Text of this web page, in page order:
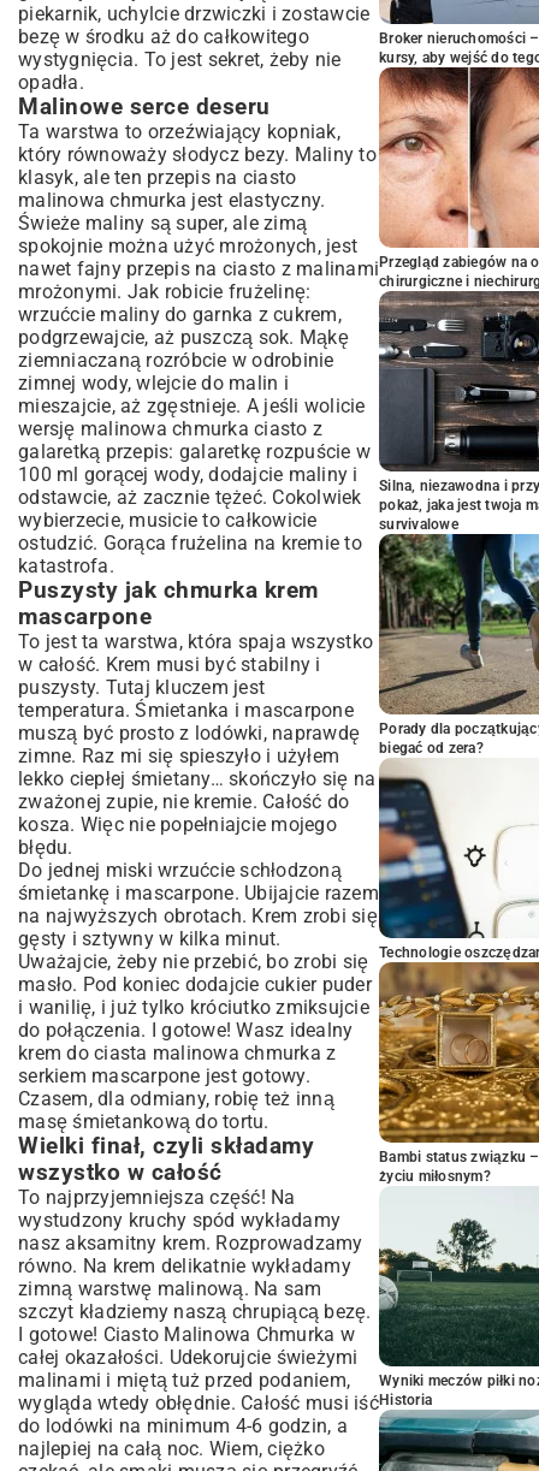
piekarnik, uchylcie drzwiczki i zostawcie
bezę w środku aż do całkowitego
wystygnięcia. To jest sekret, żeby nie
opadła.
Malinowe serce deseru
Ta warstwa to orzeźwiający kopniak,
który równoważy słodycz bezy. Maliny to
klasyk, ale ten przepis na ciasto
malinowa chmurka jest elastyczny.
Świeże maliny są super, ale zimą
spokojnie można użyć mrożonych, jest
nawet fajny przepis na ciasto z malinami
mrożonymi. Jak robicie frużelinę:
wrzućcie maliny do garnka z cukrem,
podgrzewajcie, aż puszczą sok. Mąkę
ziemniaczaną rozróbcie w odrobinie
zimnej wody, wlejcie do malin i
mieszajcie, aż zgęstnieje. A jeśli wolicie
wersję malinowa chmurka ciasto z
galaretką przepis: galaretkę rozpuście w
100 ml gorącej wody, dodajcie maliny i
odstawcie, aż zacznie tężeć. Cokolwiek
wybierzecie, musicie to całkowicie
ostudzić. Gorąca frużelina na kremie to
katastrofa.
Puszysty jak chmurka krem
mascarpone
To jest ta warstwa, która spaja wszystko
w całość. Krem musi być stabilny i
puszysty. Tutaj kluczem jest
temperatura. Śmietanka i mascarpone
muszą być prosto z lodówki, naprawdę
zimne. Raz mi się spieszyło i użyłem
lekko ciepłej śmietany… skończyło się na
zważonej zupie, nie kremie. Całość do
kosza. Więc nie popełniajcie mojego
błędu.
Do jednej miski wrzućcie schłodzoną
śmietankę i mascarpone. Ubijajcie razem
na najwyższych obrotach. Krem zrobi się
gęsty i sztywny w kilka minut.
Uważajcie, żeby nie przebić, bo zrobi się
masło. Pod koniec dodajcie cukier puder
i wanilię, i już tylko króciutko zmiksujcie
do połączenia. I gotowe! Wasz idealny
krem do ciasta malinowa chmurka z
serkiem mascarpone jest gotowy.
Czasem, dla odmiany, robię też inną
masę śmietankową do tortu.
Wielki finał, czyli składamy
wszystko w całość
To najprzyjemniejsza część! Na
wystudzony kruchy spód wykładamy
nasz aksamitny krem. Rozprowadzamy
równo. Na krem delikatnie wykładamy
zimną warstwę malinową. Na sam
szczyt kładziemy naszą chrupiącą bezę.
I gotowe! Ciasto Malinowa Chmurka w
całej okazałości. Udekorujcie świeżymi
malinami i miętą tuż przed podaniem,
wygląda wtedy obłędnie. Całość musi iść
do lodówki na minimum 4-6 godzin, a
najlepiej na całą noc. Wiem, ciężko
Broker nieruchomości
kursy, aby wejść do
Przegląd zabiegów na
chirurgiczne i
Silna, niezawodna i
pokaż, jaka jest twoja
survivalowe
Porady dla
biegać od zera?
Technologie
Bambi status związku
życiu miłosnym?
Wyniki meczów piłki
Historia